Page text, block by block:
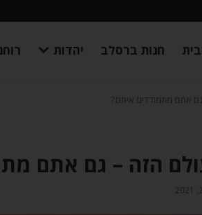
חנות ברסלב יהדות
אתם מתמודדים איתם?
הזה – גם אתם